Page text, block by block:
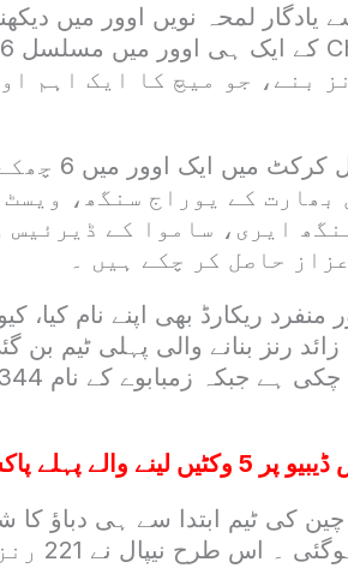
لمحہ نویں اوور میں
میں مجموعی طور پر 37 رنز بنے، جو میچ کا
کوشل بھرتیل
بھارت کے یوراج سنگھ،
ایری، ساموا کے ڈیرئیس
حاصل کر چکے ہیں ۔
ریکارڈ بھی اپنے نام کیا،
میں دو مرتبہ 300 سے زائد رنز بنانے والی
پاکستانی بولر بن گئے
چین کی ٹیم ابتدا سے ہی دباؤ کا
پوری ٹیم